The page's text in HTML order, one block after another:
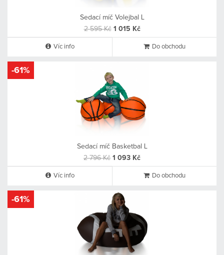
Sedací míč Volejbal L
2 595 Kč 1 015 Kč
Víc info Do obchodu
-61%
Sedací míč Basketbal L
2 796 Kč 1 093 Kč
Víc info Do obchodu
-61%